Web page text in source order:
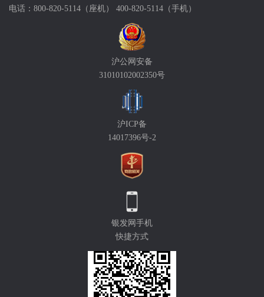
电话：800-820-5114（座机） 400-820-5114（手机）
沪公网安备
31010102002350号
沪ICP备
14017396号-2
银发网手机
快捷方式